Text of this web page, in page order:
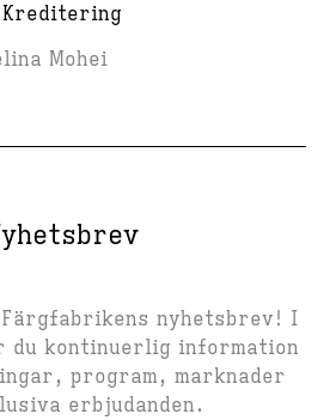
Kreditering
Mohei
nyhetsbrev! I
du kontinuerlig information
program, marknader
erbjudanden.